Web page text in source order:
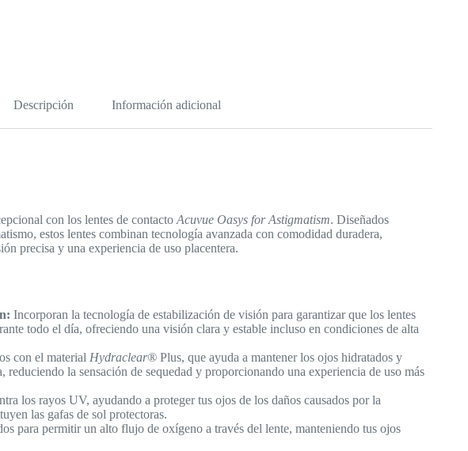
Descripción Información adicional
con los lentes de contacto Acuvue Oasys for Astigmatism. Diseñados
estos lentes combinan tecnología avanzada con comodidad duradera,
precisa y una experiencia de uso placentera.
Incorporan la tecnología de estabilización de visión para garantizar que los lentes
todo el día, ofreciendo una visión clara y estable incluso en condiciones de alta
con el material Hydraclear® Plus, que ayuda a mantener los ojos hidratados y
la sensación de sequedad y proporcionando una experiencia de uso más
los rayos UV, ayudando a proteger tus ojos de los daños causados por la
las gafas de sol protectoras.
para permitir un alto flujo de oxígeno a través del lente, manteniendo tus ojos